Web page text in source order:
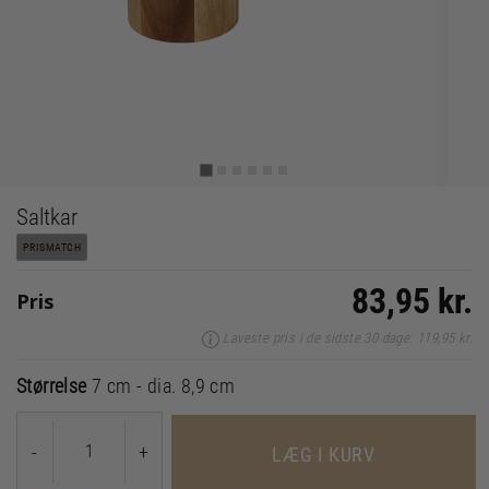
Saltkar
PRISMATCH
Pris 83,95 kr.
Laveste pris i de sidste 30 dage: 119,95 kr.
Størrelse 7 cm - dia. 8,9 cm
- + LÆG I KURV